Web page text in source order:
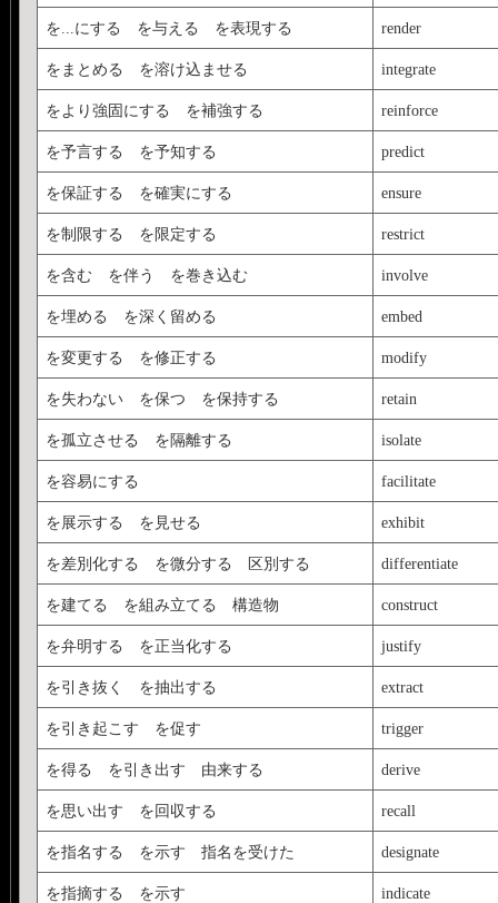
を...にする を与える を表現する render
をまとめる を溶け込ませる integrate
をより強固にする を補強する reinforce
を予言する を予知する predict
を保証する を確実にする ensure
を制限する を限定する restrict
を含む を伴う を巻き込む involve
を埋める を深く留める embed
を変更する を修正する modify
を失わない を保つ を保持する retain
を孤立させる を隔離する isolate
を容易にする facilitate
を展示する を見せる exhibit
を差別化する を微分する 区別する differentiate
を建てる を組み立てる 構造物 construct
を弁明する を正当化する justify
を引き抜く を抽出する extract
を引き起こす を促す trigger
を得る を引き出す 由来する derive
を思い出す を回収する recall
を指名する を示す 指名を受けた designate
を指摘する を示す indicate